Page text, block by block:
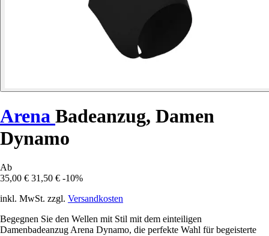
Arena Badeanzug, Damen
Dynamo
Ab
35,00 € 31,50 € -10%
inkl. MwSt. zzgl. Versandkosten
Begegnen Sie den Wellen mit Stil mit dem einteiligen
Damenbadeanzug Arena Dynamo, die perfekte Wahl für begeisterte